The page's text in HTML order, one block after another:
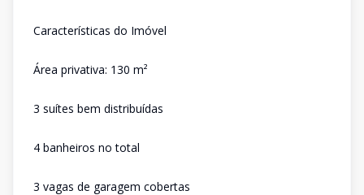
Características do Imóvel
Área privativa: 130 m²
3 suítes bem distribuídas
4 banheiros no total
3 vagas de garagem cobertas